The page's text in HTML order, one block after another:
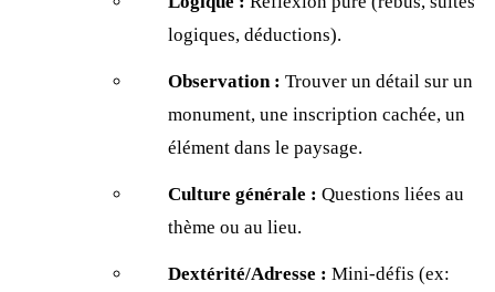
logiques, déductions).
Observation : Trouver un détail sur un
monument, une inscription cachée, un
élément dans le paysage.
Culture générale : Questions liées au
thème ou au lieu.
Dextérité/Adresse : Mini-défis (ex: